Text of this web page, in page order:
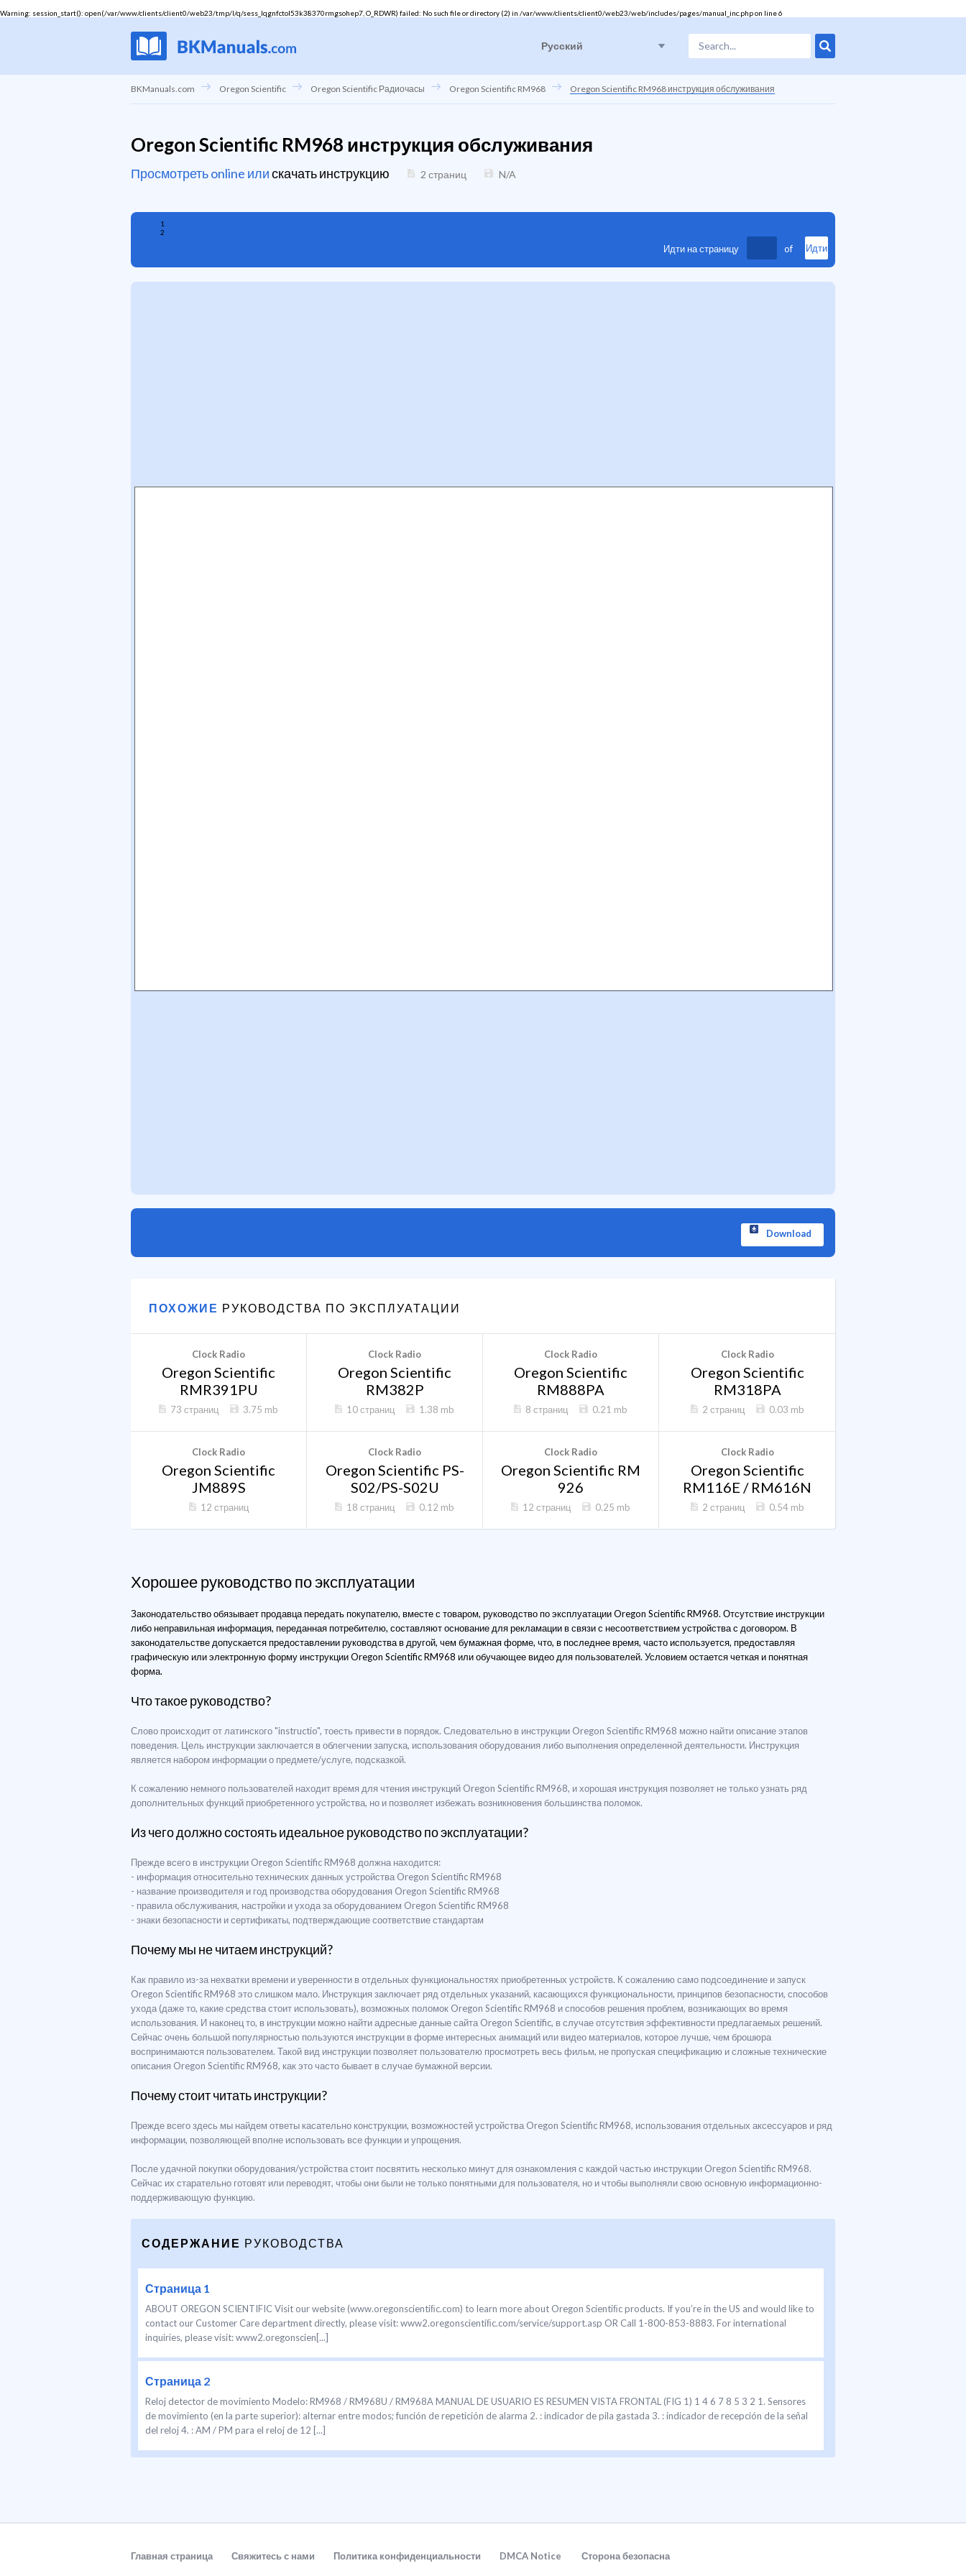
Warning: session_start(): open(/var/www/clients/client0/web23/tmp/l/q/sess_lqgnfctol53k38370rmgsohep7, O_RDWR) failed: No such file or directory (2) in /var/www/clients/client0/web23/web/includes/pages/manual_inc.phpon line6
Русский
BKManuals.com Oregon Scientific Oregon Scientific Радиочасы Oregon Scientific RM968 Oregon Scientific RM968 инструкция обслуживания
Oregon Scientific RM968 инструкция обслуживания
Просмотреть online илискачать инструкцию 2 страниц N/A
1
2
Идти на страницу of Идти
Download
ПОХОЖИЕ РУКОВОДСТВА ПО ЭКСПЛУАТАЦИИ
Clock Radio
Oregon Scientific
RMR391PU
73 страниц 3.75 mb
Clock Radio
Oregon Scientific
RM382P
10 страниц 1.38 mb
Clock Radio
Oregon Scientific
RM888PA
8 страниц 0.21 mb
Clock Radio
Oregon Scientific
RM318PA
2 страниц 0.03 mb
Clock Radio
Oregon Scientific
JM889S
12 страниц
Clock Radio
Oregon Scientific PS-
S02/PS-S02U
18 страниц 0.12 mb
Clock Radio
Oregon Scientific RM
926
12 страниц 0.25 mb
Clock Radio
Oregon Scientific
RM116E / RM616N
2 страниц 0.54 mb
Хорошее руководство по эксплуатации
Законодательство обязывает продавца передать покупателю, вместе с товаром, руководство по эксплуатации Oregon Scientific RM968. Отсутствие инструкции
либо неправильная информация, переданная потребителю, составляют основание для рекламации в связи с несоответствием устройства с договором. В
законодательстве допускается предоставлении руководства в другой, чем бумажная форме, что, в последнее время, часто используется, предоставляя
графическую или электронную форму инструкции Oregon Scientific RM968 или обучающее видео для пользователей. Условием остается четкая и понятная
форма.
Что такое руководство?
Слово происходит от латинского "instructio", тоесть привести в порядок. Следовательно в инструкции Oregon Scientific RM968 можно найти описание этапов
поведения. Цель инструкции заключается в облегчении запуска, использования оборудования либо выполнения определенной деятельности. Инструкция
является набором информации о предмете/услуге, подсказкой.
К сожалению немного пользователей находит время для чтения инструкций Oregon Scientific RM968, и хорошая инструкция позволяет не только узнать ряд
дополнительных функций приобретенного устройства, но и позволяет избежать возникновения большинства поломок.
Из чего должно состоять идеальное руководство по эксплуатации?
Прежде всего в инструкции Oregon Scientific RM968 должна находится:
- информация относительно технических данных устройства Oregon Scientific RM968
- название производителя и год производства оборудования Oregon Scientific RM968
- правила обслуживания, настройки и ухода за оборудованием Oregon Scientific RM968
- знаки безопасности и сертификаты, подтверждающие соответствие стандартам
Почему мы не читаем инструкций?
Как правило из-за нехватки времени и уверенности в отдельных функциональностях приобретенных устройств. К сожалению само подсоединение и запуск
Oregon Scientific RM968 это слишком мало. Инструкция заключает ряд отдельных указаний, касающихся функциональности, принципов безопасности, способов
ухода (даже то, какие средства стоит использовать), возможных поломок Oregon Scientific RM968 и способов решения проблем, возникающих во время
использования. И наконец то, в инструкции можно найти адресные данные сайта Oregon Scientific, в случае отсутствия эффективности предлагаемых решений.
Сейчас очень большой популярностью пользуются инструкции в форме интересных анимаций или видео материалов, которое лучше, чем брошюра
воспринимаются пользователем. Такой вид инструкции позволяет пользователю просмотреть весь фильм, не пропуская спецификацию и сложные технические
описания Oregon Scientific RM968, как это часто бывает в случае бумажной версии.
Почему стоит читать инструкции?
Прежде всего здесь мы найдем ответы касательно конструкции, возможностей устройства Oregon Scientific RM968, использования отдельных аксессуаров и ряд
информации, позволяющей вполне использовать все функции и упрощения.
После удачной покупки оборудования/устройства стоит посвятить несколько минут для ознакомления с каждой частью инструкции Oregon Scientific RM968.
Сейчас их старательно готовят или переводят, чтобы они были не только понятными для пользователя, но и чтобы выполняли свою основную информационно-
поддерживающую функцию.
СОДЕРЖАНИЕ РУКОВОДСТВА
Страница 1
ABOUT OREGON SCIENTIFIC Visit our website (www.oregonscientiﬁc.com) to learn more about Oregon Scientiﬁc products. If you’re in the US and would like to
contact our Customer Care department directly, please visit: www2.oregonscientiﬁc.com/service/support.asp OR Call 1-800-853-8883. For international
inquiries, please visit: www2.oregonscien[...]
Страница 2
Reloj detector de movimiento Modelo: RM968 / RM968U / RM968A MANUAL DE USUARIO ES RESUMEN VISTA FRONTAL (FIG 1) 1 4 6 7 8 5 3 2 1. Sensores
de movimiento (en la parte superior): alternar entre modos; función de repetición de alarma 2. : indicador de pila gastada 3. : indicador de recepción de la señal
del reloj 4. : AM / PM para el reloj de 12 [...]
Главная страница Свяжитесь с нами Политика конфиденциальности DMCA Notice Сторона безопасна